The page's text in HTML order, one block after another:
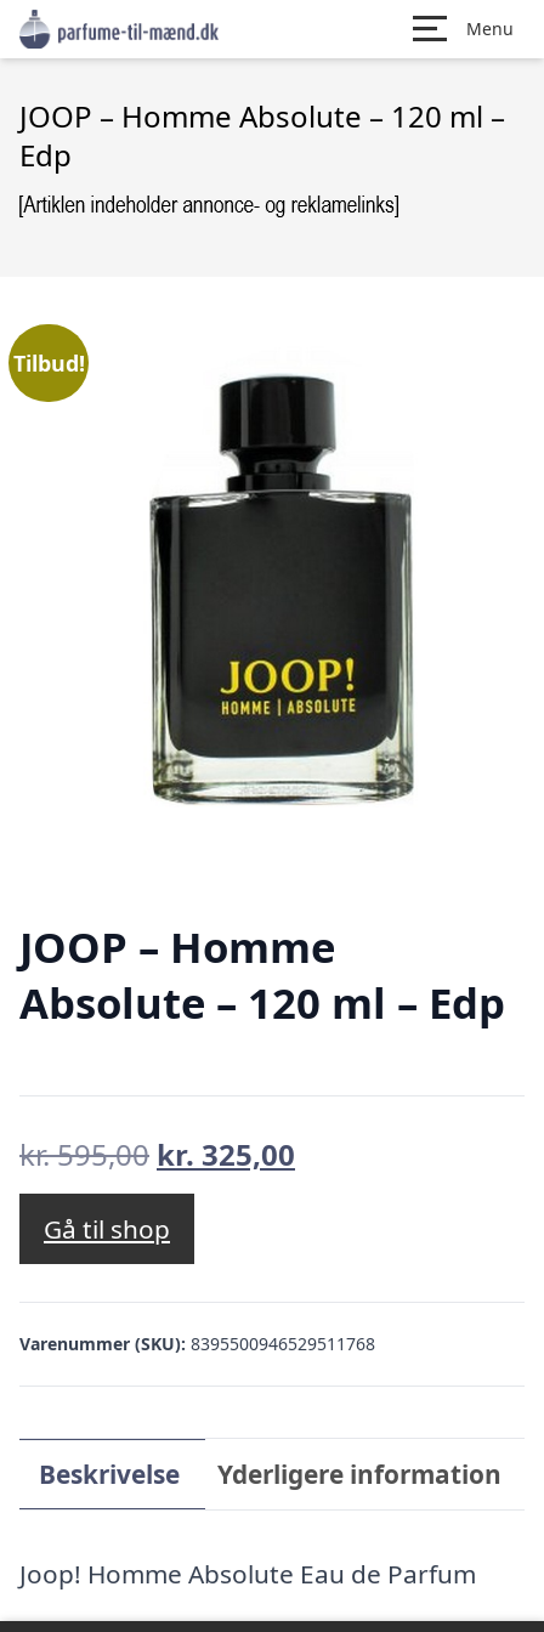
Menu
JOOP – Homme Absolute – 120 ml –
Edp
Tilbud!
JOOP – Homme
Absolute – 120 ml – Edp
kr.595,00 Den
oprindelige
pris
var:
kr. 595,00.
kr. 325,00
kr. 325,00.
Gå til shop
Varenummer (SKU): 8395500946529511768
Beskrivelse Yderligere information
Joop! Homme Absolute Eau de Parfum